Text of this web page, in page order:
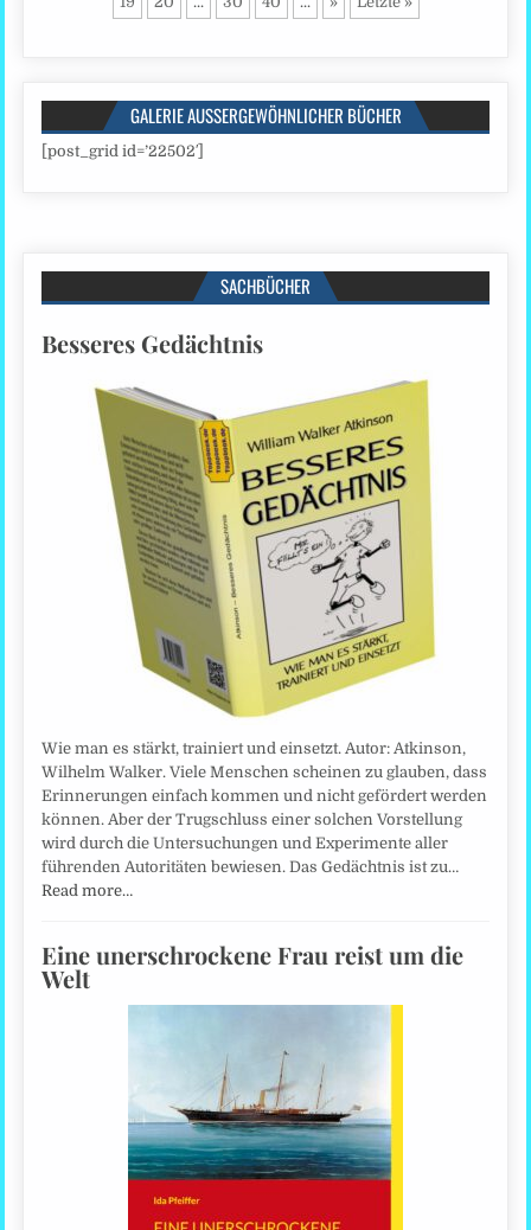
GALERIE AUSSERGEWÖHNLICHER BÜCHER
[post_grid id=’22502′]
SACHBÜCHER
Besseres Gedächtnis
Wie man es stärkt, trainiert und einsetzt. Autor: Atkinson,
Wilhelm Walker. Viele Menschen scheinen zu glauben, dass
Erinnerungen einfach kommen und nicht gefördert werden
können. Aber der Trugschluss einer solchen Vorstellung
wird durch die Untersuchungen und Experimente aller
führenden Autoritäten bewiesen. Das Gedächtnis ist zu…
Read more…
Eine unerschrockene Frau reist um die
Welt